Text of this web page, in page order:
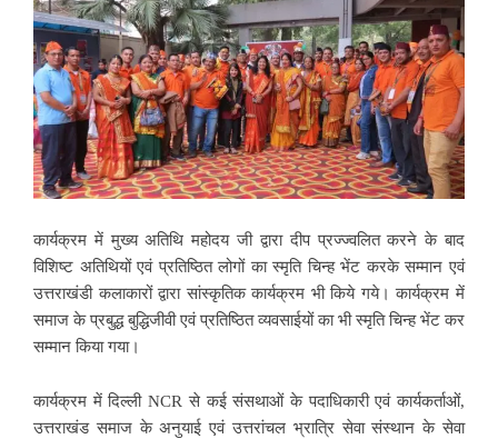
कार्यक्रम में मुख्य अतिथि महोदय जी द्वारा दीप प्रज्ज्वलित करने के बाद
विशिष्ट अतिथियों एवं प्रतिष्ठित लोगों का स्मृति चिन्ह भेंट करके सम्मान एवं
उत्तराखंडी कलाकारों द्वारा सांस्कृतिक कार्यक्रम भी किये गये। कार्यक्रम में
समाज के प्रबुद्ध बुद्धिजीवी एवं प्रतिष्ठित व्यवसाईयों का भी स्मृति चिन्ह भेंट कर
सम्मान किया गया।
कार्यक्रम में दिल्ली NCR से कई संसथाओं के पदाधिकारी एवं कार्यकर्ताओं,
उत्तराखंड समाज के अनुयाई एवं उत्तरांचल भ्रात्रि सेवा संस्थान के सेवा